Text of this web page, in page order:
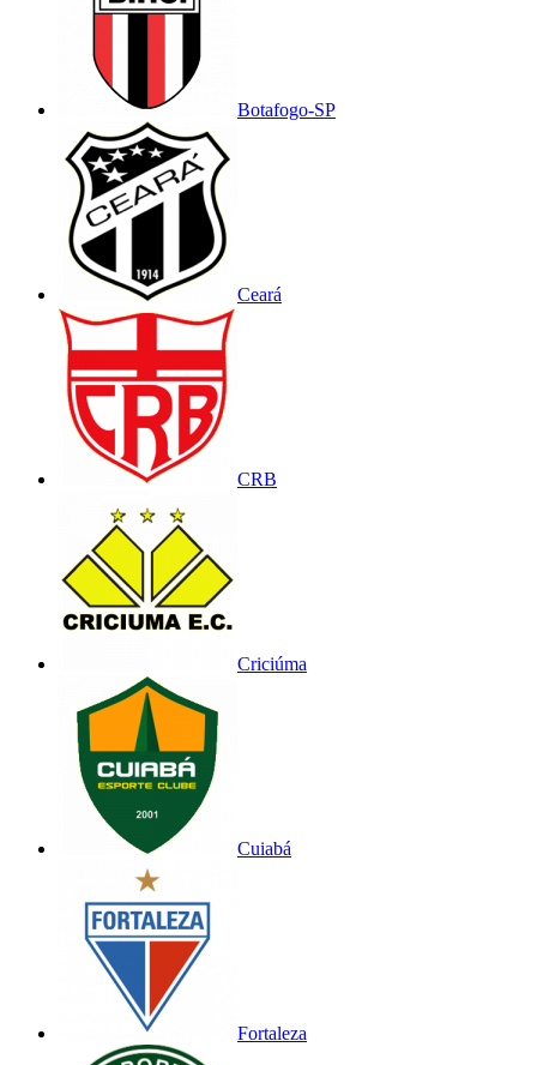
Botafogo-SP
Ceará
CRB
Criciúma
Cuiabá
Fortaleza